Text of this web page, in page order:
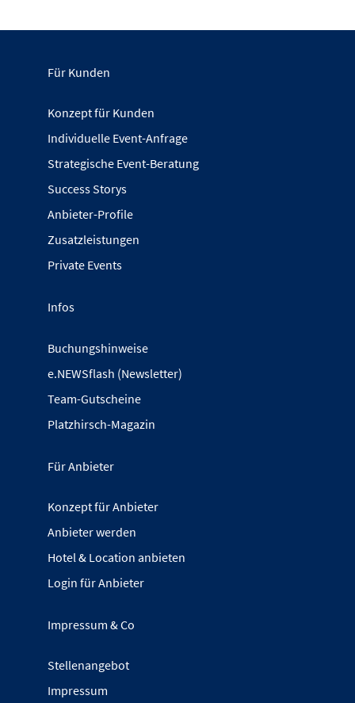
Für Kunden
Konzept für Kunden
Individuelle Event-Anfrage
Strategische Event-Beratung
Success Storys
Anbieter-Profile
Zusatzleistungen
Private Events
Infos
Buchungshinweise
e.NEWSflash (Newsletter)
Team-Gutscheine
Platzhirsch-Magazin
Für Anbieter
Konzept für Anbieter
Anbieter werden
Hotel & Location anbieten
Login für Anbieter
Impressum & Co
Stellenangebot
Impressum